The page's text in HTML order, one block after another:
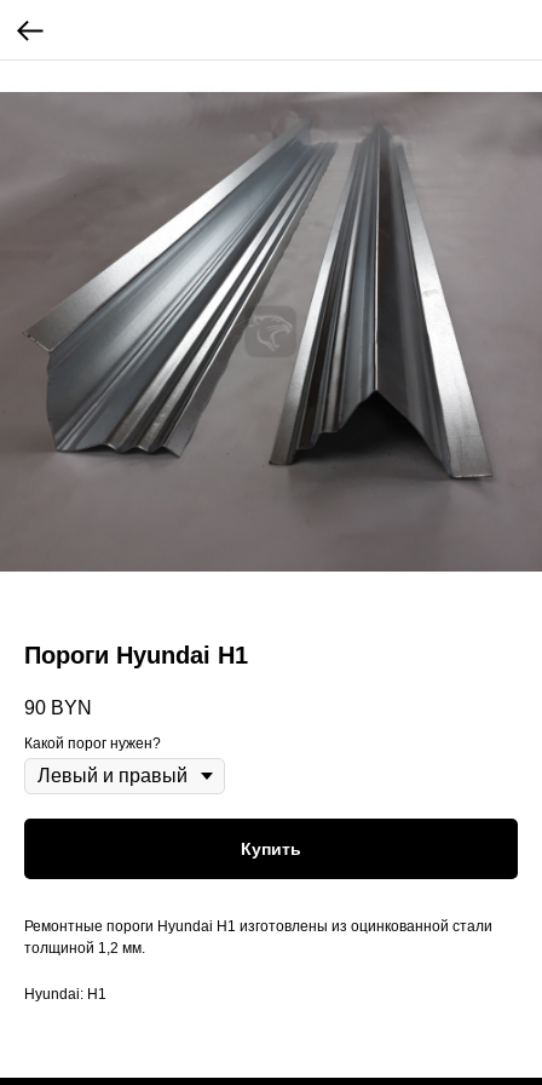
Пороги Hyundai H1
90 BYN
Какой порог нужен?
Купить
Ремонтные пороги Hyundai H1 изготовлены из оцинкованной стали
толщиной 1,2 мм.
Hyundai: H1